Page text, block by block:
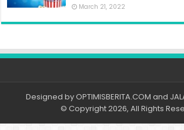
March 21, 2022
Designed byOPTIMISBERITA.COM and
© Copyright 2026, All Rights